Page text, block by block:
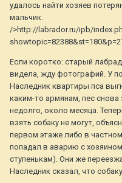
удалось найти хозяев
мальчик.
/>http://labrador.ru/ipb/
Если коротко: старый
видела, жду фотографий. У
Наследник квартиры пса
каким-то армянам, пес снова
недолго, около месяца.
взять собаку не могут,
первом этаже либо в
попадал в аварию с
ступенькам). Они же
Наследник сказал, что